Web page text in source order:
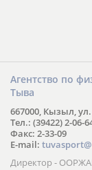
Агентство по
Тыва
667000, Кызыл,
Тел.: (39422) 2-06-
Факс: 2-33-09
E-mail:
Директор -